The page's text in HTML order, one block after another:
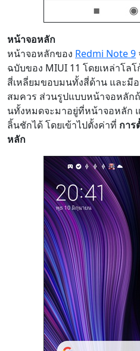
หน้าจอหลัก
หน้าจอหลักของ Redmi Note 9
ฉบับของ MIUI 11 โดยเหล่าโล
สี่เหลี่ยมขอบมนทั้งสี่ด้าน และมี
สมควร ส่วนรูปแบบหน้าจอหลัก
นทั้งหมดจะมาอยู่ที่หน้าจอหลัก
ลิ้นชักได้ โดยเข้าไปตั้งค่าที่ การ
หลัก